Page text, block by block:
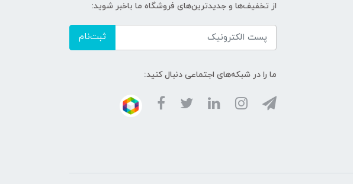
از تخفیف‌ها و جدیدترین‌های فروشگاه ما باخبر شوید:
ثبت‌نام
ما را در شبکه‌های اجتماعی دنبال کنید: